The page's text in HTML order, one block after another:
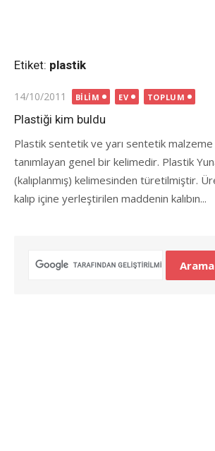
Etiket: plastik
Posted
on
14/10/2011 BILIM EV TOPLUM
Plastiği kim buldu
Plastik sentetik ve yarı sentetik
tanımlayan genel bir kelimedir. Plastik
(kalıplanmış) kelimesinden türetilmiştir.
kalıp içine yerleştirilen maddenin kalıbın...